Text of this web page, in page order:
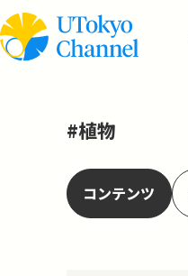
#植物
コンテンツ